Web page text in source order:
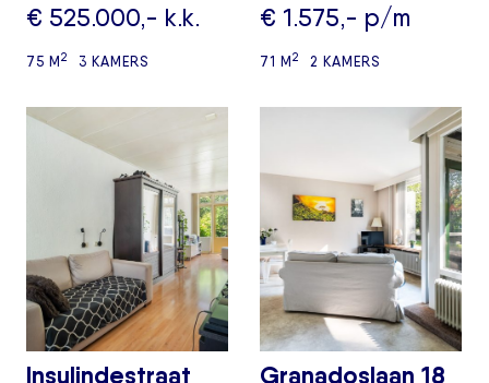
€ 525.000,- k.k.
75 M2 3 KAMERS
€ 1.575,- p/m
71 M2 2 KAMERS
Insulindestraat
Granadoslaan 18